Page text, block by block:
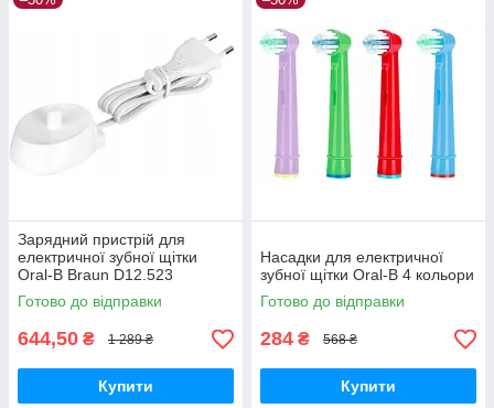
Зарядний пристрій для
електричної зубної щітки
Oral-B Braun D12.523
Готово до відправки
644,50 ₴ 1 289 ₴
Купити
Насадки для електричної
зубної щітки Oral-B 4 кольори
Готово до відправки
284 ₴ 568 ₴
Купити